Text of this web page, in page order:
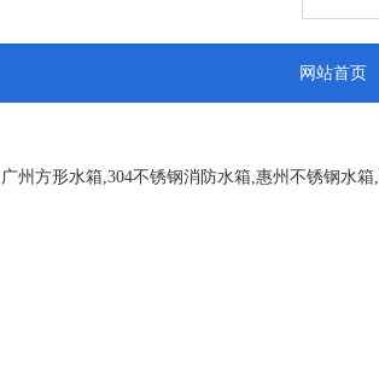
网站首页
广州方形水箱,304不锈钢消防水箱,惠州不锈钢水箱,